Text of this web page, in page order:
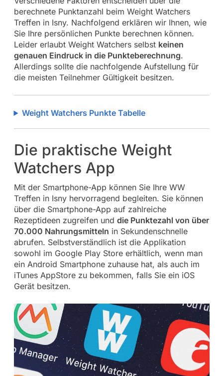
berechnete Punktanzahl beim Weight Watchers
Treffen in Isny. Nachfolgend erklären wir Ihnen, wie
Sie Ihre persönlichen Punkte berechnen können.
Leider erlaubt Weight Watchers selbst keinen
genauen Eindruck in die Punkteberechnung.
Allerdings sollte die nachfolgende Aufstellung für
die meisten Teilnehmer Gültigkeit besitzen.
Weight Watchers Punkte Tabelle
Die praktische Weight
Watchers App
Mit der Smartphone-App können Sie Ihre WW
Treffen in Isny hervorragend begleiten. Sie können
über die Smartphone-App auf zahlreiche
Rezeptideen zugreifen und die Punktezahl von über
70.000 Nahrungsmitteln in Sekundenschnelle
abrufen. Selbstverständlich ist die Applikation
sowohl im Google Play Store erhältlich, wenn man
ein Android Smartphone zuhause hat, als auch im
iTunes AppStore zu bekommen, falls Sie ein iOS
Gerät besitzen.